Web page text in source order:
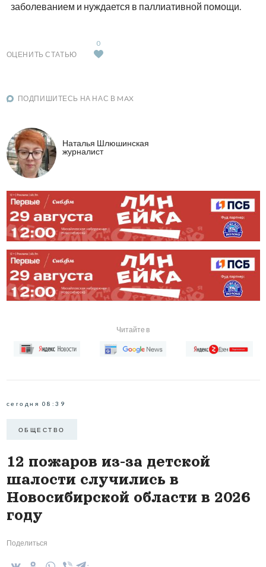
заболеванием и нуждается в паллиативной помощи.
ОЦЕНИТЬ СТАТЬЮ
0
ПОДПИШИТЕСЬ НА НАС В MAX
Наталья Шлюшинская
журналист
Читайте в
сегодня 08:39
ОБЩЕСТВО
12 пожаров из-за детской
шалости случились в
Новосибирской области в 2026
году
Поделиться